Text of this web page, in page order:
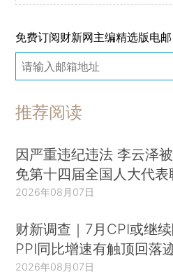
免费订阅财新网主编精选版电邮
推荐阅读
因严重违纪违法 李云泽
免第十四届全国人大代表
2026年08月07日
财新调查｜7月CPI或继
PPI同比增速有触顶回落
2026年08月07日